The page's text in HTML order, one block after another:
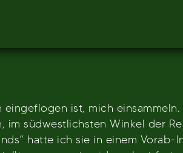
ist, mich einsammeln.
im südwestlichsten Winkel der
hatte ich sie in einem Vorab-